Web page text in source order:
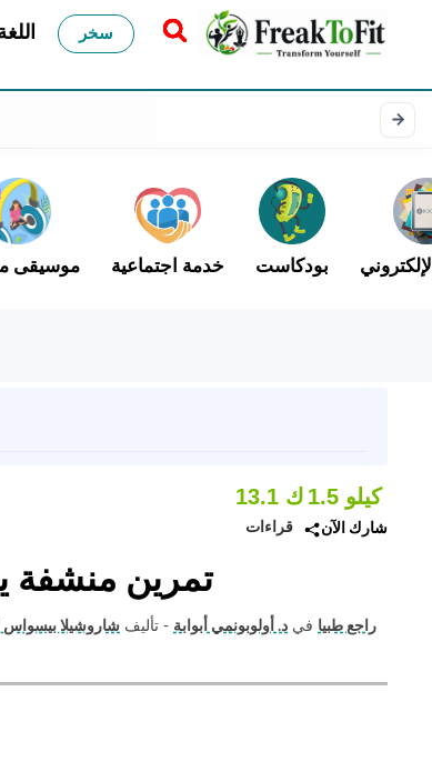
🌎 سخر
موسيقى خدمة اجتماعية بودكاست
13.1 ك
قراءات
1.5 كيلو
شارك الآن
تمرين منشفة
راجع طبيا في د. أولوبونمي أبوابة - تأليف شاروشيلا بيسواس